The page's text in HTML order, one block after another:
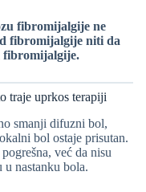
fibromijalgije ne
fibromijalgije niti da
fibromijalgije.
traje uprkos terapiji
smanji difuzni bol,
bol ostaje prisutan.
već da nisu
nastanku bola.